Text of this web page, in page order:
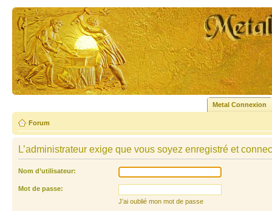
Metal Connexion
Forum
L’administrateur exige que vous soyez enregistré et
Nom d’utilisateur:
Mot de passe:
J’ai oublié mon mot de passe